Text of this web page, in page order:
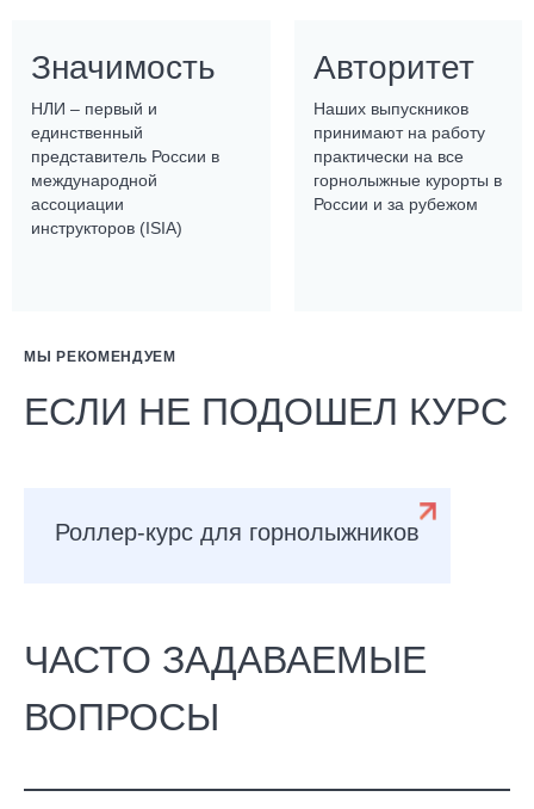
Значимость
НЛИ – первый и
единственный
представитель России в
международной
ассоциации
инструкторов (ISIA)
Авторитет
Наших выпускников
принимают на работу
практически на все
горнолыжные курорты в
России и за рубежом
МЫ РЕКОМЕНДУЕМ
ЕСЛИ НЕ ПОДОШЕЛ КУРС
Роллер-курс для горнолыжников
ЧАСТО ЗАДАВАЕМЫЕ
ВОПРОСЫ